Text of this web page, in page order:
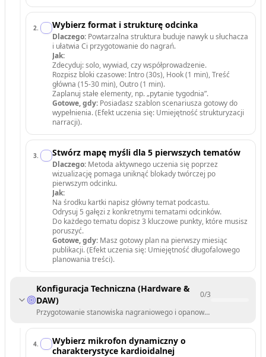
2. Wybierz format i strukturę odcinka
Dlaczego: Powtarzalna struktura buduje nawyk u słuchacza
i ułatwia Ci przygotowanie do nagrań.
Jak:
Zdecyduj: solo, wywiad, czy współprowadzenie.
Rozpisz bloki czasowe: Intro (30s), Hook (1 min), Treść
główna (15-30 min), Outro (1 min).
Zaplanuj stałe elementy, np. „pytanie tygodnia”.
Gotowe, gdy: Posiadasz szablon scenariusza gotowy do
wypełnienia. (Efekt uczenia się: Umiejętność strukturyzacji
narracji).
3. Stwórz mapę myśli dla 5 pierwszych tematów
Dlaczego: Metoda aktywnego uczenia się poprzez
wizualizację pomaga uniknąć blokady twórczej po
pierwszym odcinku.
Jak:
Na środku kartki napisz główny temat podcastu.
Odrysuj 5 gałęzi z konkretnymi tematami odcinków.
Do każdego tematu dopisz 3 kluczowe punkty, które musisz
poruszyć.
Gotowe, gdy: Masz gotowy plan na pierwszy miesiąc
publikacji. (Efekt uczenia się: Umiejętność długofalowego
planowania treści).
Konfiguracja Techniczna (Hardware &
DAW)
0/3
Przygotowanie stanowiska nagraniowego i opanowanie narzędzi do
4.
Wybierz mikrofon dynamiczny o
charakterystyce kardioidalnej